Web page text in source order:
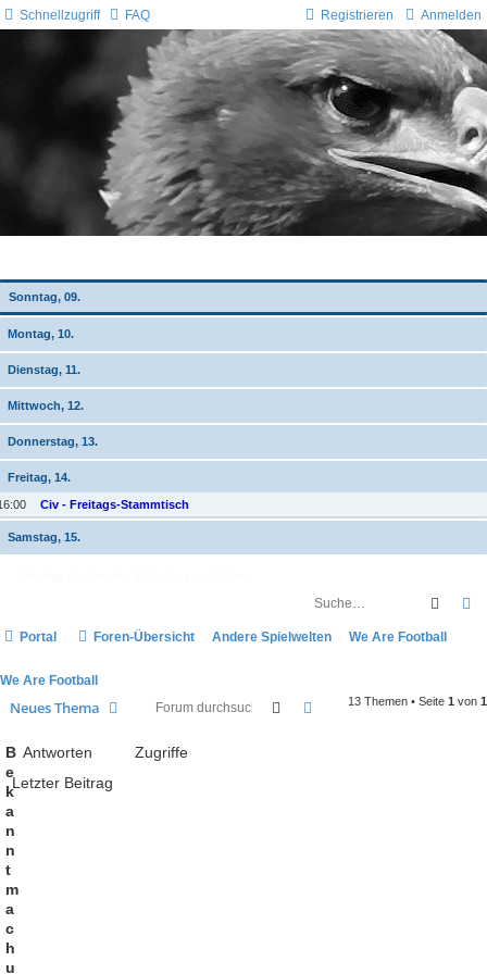
Schnellzugriff FAQ Anmelden
Registrieren
Sonntag, 09.
Montag, 10.
Dienstag, 11.
Mittwoch, 12.
Donnerstag, 13.
Freitag, 14.
Civ - Freitags-Stammtisch
Samstag, 15.
Suche
Portal Foren-Übersicht Andere Spielwelten We Are Football
We Are Football
Neues Thema Suche Erweiterte Suche
13 Themen • Seite 1 von 1
B
e
k
a
n
n
t
m
a
c
h
u
Antworten
Zugriffe
Letzter Beitrag